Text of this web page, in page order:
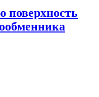
поверхность